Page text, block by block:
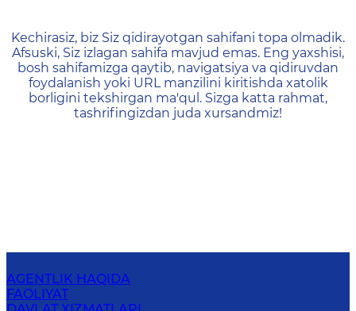
404 — Страница не
Kechirasiz, biz Siz qidirayotgan sahifani topa olmadik.
Afsuski, Siz izlagan sahifa mavjud emas. Eng yaxshisi,
bosh sahifamizga qaytib, navigatsiya va qidiruvdan
foydalanish yoki URL manzilini kiritishda xatolik
borligini tekshirgan ma'qul. Sizga katta rahmat,
tashrifingizdan juda xursandmiz!
AGENTLIK HAQIDA
FAOLIYAT